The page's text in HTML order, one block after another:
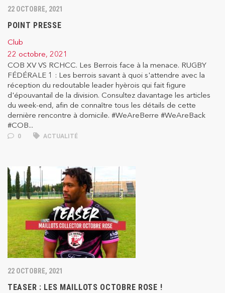
22 OCTOBRE, 2021
POINT PRESSE
Club
22 octobre, 2021
COB XV VS RCHCC. Les Berrois face à la menace. RUGBY
FÉDÉRALE 1 : Les berrois savant à quoi s'attendre avec la
réception du redoutable leader hyèrois qui fait figure
d'épouvantail de la division. Consultez davantage les articles
du week-end, afin de connaître tous les détails de cette
dernière rencontre à domicile. #WeAreBerre #WeAreBack
#COB...
0 ACTUALITÉ
22 OCTOBRE, 2021
TEASER : LES MAILLOTS OCTOBRE ROSE !